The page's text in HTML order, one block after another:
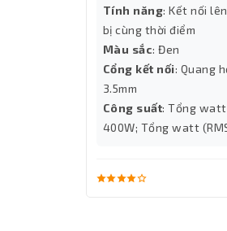
Tính năng: Kết nối
bị cùng thời điểm
Màu sắc: Đen
Cổng kết nối: Quang
3.5mm
Công suất: Tổng watt
400W; Tổng watt